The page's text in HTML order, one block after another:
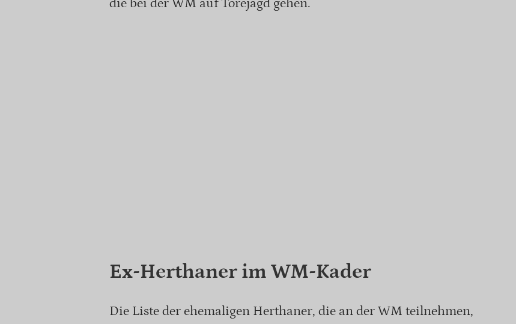
die bei der WM auf Torejagd gehen.
Ex-Herthaner im WM-Kader
Die Liste der ehemaligen Herthaner, die an der WM teilnehmen,